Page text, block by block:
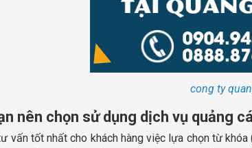
cong ty
nên chọn sử dụng dịch vụ quảng
vấn tốt nhất cho khách hàng việc lựa chọn từ